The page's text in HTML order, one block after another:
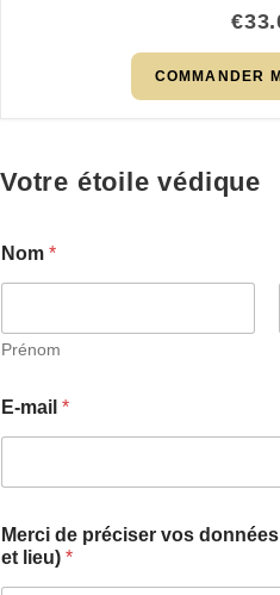
COMMANDER
Votre étoile védique
Nom *
Prénom
E-mail *
Merci de préciser vos
et lieu) *